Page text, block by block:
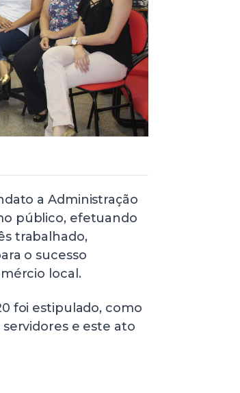
a Administração
público, efetuando
trabalhado,
o sucesso
local.
foi estipulado, como
e este ato